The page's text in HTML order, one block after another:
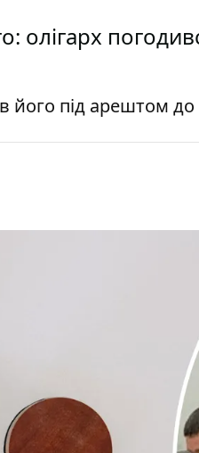
олігарх
його під арештом до